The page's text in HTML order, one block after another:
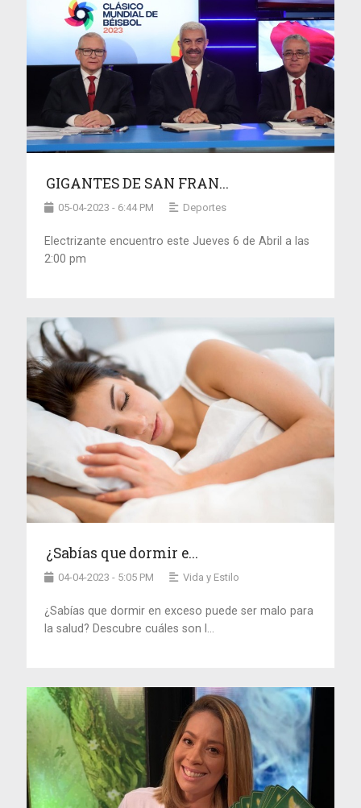
GIGANTES DE SAN FRAN...
05-04-2023 - 6:44 PM Deportes
Electrizante encuentro este Jueves 6 de Abril a las
2:00 pm
¿Sabías que dormir e...
04-04-2023 - 5:05 PM Vida y Estilo
¿Sabías que dormir en exceso puede ser malo para
la salud? Descubre cuáles son l...